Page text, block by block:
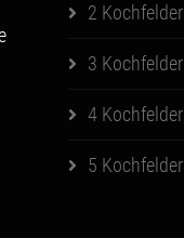
2 Kochfelder
3 Kochfelder
4 Kochfelder
5 Kochfelder